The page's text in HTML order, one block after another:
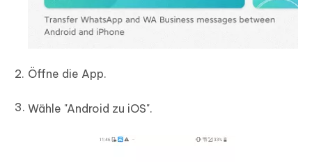
Öffne die App.
Wähle "Android zu iOS".